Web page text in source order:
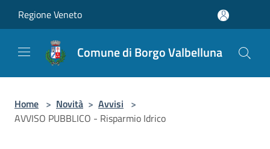
Regione Veneto
Comune di Borgo Valbelluna
Home > Novità > Avvisi >
AVVISO PUBBLICO - Risparmio Idrico